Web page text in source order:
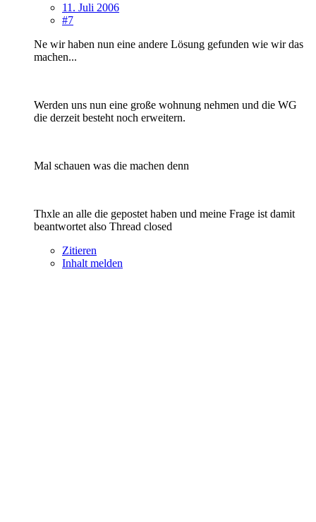
11. Juli 2006
#7
Ne wir haben nun eine andere Lösung gefunden wie wir das
machen...
Werden uns nun eine große wohnung nehmen und die WG
die derzeit besteht noch erweitern.
Mal schauen was die machen denn
Thxle an alle die gepostet haben und meine Frage ist damit
beantwortet also Thread closed
Zitieren
Inhalt melden